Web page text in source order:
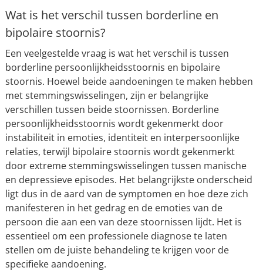
Wat is het verschil tussen borderline en
bipolaire stoornis?
Een veelgestelde vraag is wat het verschil is tussen
borderline persoonlijkheidsstoornis en bipolaire
stoornis. Hoewel beide aandoeningen te maken hebben
met stemmingswisselingen, zijn er belangrijke
verschillen tussen beide stoornissen. Borderline
persoonlijkheidsstoornis wordt gekenmerkt door
instabiliteit in emoties, identiteit en interpersoonlijke
relaties, terwijl bipolaire stoornis wordt gekenmerkt
door extreme stemmingswisselingen tussen manische
en depressieve episodes. Het belangrijkste onderscheid
ligt dus in de aard van de symptomen en hoe deze zich
manifesteren in het gedrag en de emoties van de
persoon die aan een van deze stoornissen lijdt. Het is
essentieel om een professionele diagnose te laten
stellen om de juiste behandeling te krijgen voor de
specifieke aandoening.